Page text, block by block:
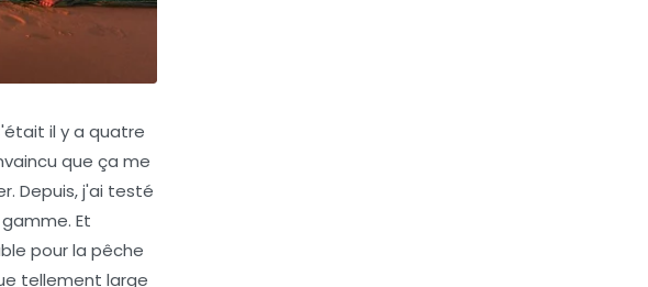
il y a quatre
que ça me
Depuis, j'ai testé
Et
pour la pêche
tellement large